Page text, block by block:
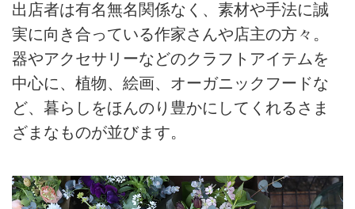
出店者は有名無名関係なく、素材や手法に誠
実に向き合っている作家さんや店主の方々。
器やアクセサリーなどのクラフトアイテムを
中心に、植物、絵画、オーガニックフードな
ど、暮らしをほんのり豊かにしてくれるさま
ざまなものが並びます。